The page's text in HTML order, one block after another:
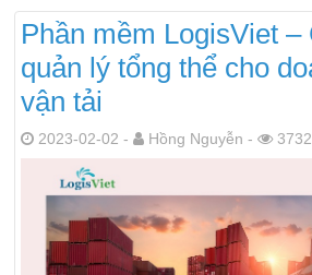
Phần mềm LogisViet –
quản lý tổng thể cho
vận tải
2023-02-02 - Hồng Nguyễn - 3732